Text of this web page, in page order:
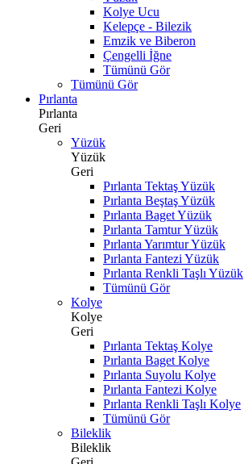
Kolye Ucu
Kelepçe - Bilezik
Emzik ve Biberon
Çengelli İğne
Tümünü Gör
Tümünü Gör
Pırlanta
Pırlanta
Geri
Yüzük
Yüzük
Geri
Pırlanta Tektaş Yüzük
Pırlanta Beştaş Yüzük
Pırlanta Baget Yüzük
Pırlanta Tamtur Yüzük
Pırlanta Yarımtur Yüzük
Pırlanta Fantezi Yüzük
Pırlanta Renkli Taşlı Yüzük
Tümünü Gör
Kolye
Kolye
Geri
Pırlanta Tektaş Kolye
Pırlanta Baget Kolye
Pırlanta Suyolu Kolye
Pırlanta Fantezi Kolye
Pırlanta Renkli Taşlı Kolye
Tümünü Gör
Bileklik
Bileklik